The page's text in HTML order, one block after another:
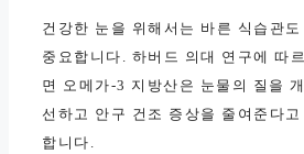
건강한 눈을 위해서는 바른 식습관도
중요합니다. 하버드 의대 연구에 따르
면 오메가-3 지방산은 눈물의 질을 개
선하고 안구 건조 증상을 줄여준다고
합니다.